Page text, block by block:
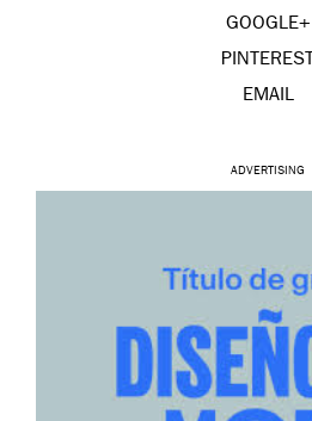
GOOGLE+
PINTEREST
EMAIL
ADVERTISING